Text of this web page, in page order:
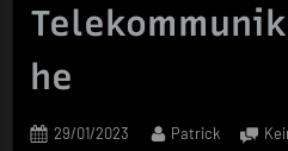
he
Posted
29/01/2023 By
Patrick